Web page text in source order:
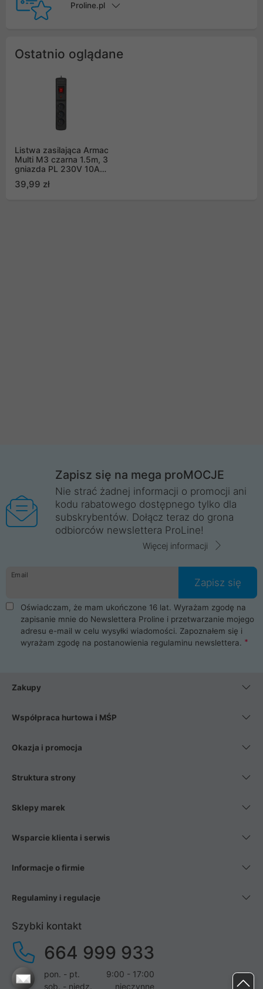
Proline.pl
Ostatnio oglądane
Listwa zasilająca Armac
Multi M3 czarna 1.5m, 3
gniazda PL 230V 10A
39,99 zł
Zapisz się na mega proMOCJE
Nie strać żadnej informacji o promocji ani
kodu rabatowego dostępnego tylko dla
subskrybentów. Dołącz teraz do grona
odbiorców newslettera ProLine!
Więcej informacji
Email
Zapisz się
Oświadczam, że mam ukończone 16 lat. Wyrażam zgodę na
zapisanie mnie do Newslettera Proline i przetwarzanie mojego
adresu e-mail w celu wysyłki wiadomości. Zapoznałem się i
wyrażam zgodę na postanowienia regulaminu newslettera.
Zakupy
Współpraca hurtowa i MŚP
Okazja i promocja
Struktura strony
Sklepy marek
Wsparcie klienta i serwis
Informacje o firmie
Regulaminy i regulacje
Szybki kontakt
664 999 933
pon. - pt.
9:00 - 17:00
sob. - niedz.
nieczynne